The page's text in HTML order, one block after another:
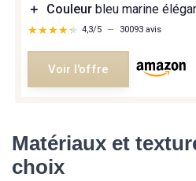
＋
Couleur bleu marine
★★★★★
★★★★★ 4,3/5 — 30093 avis
Voir l'offre
Matériaux et
choix